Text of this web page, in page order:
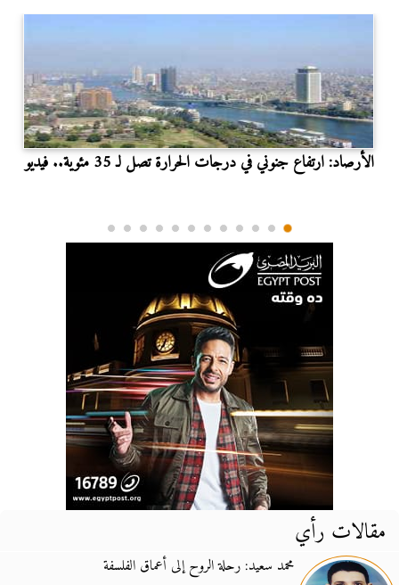
الأرصاد: ارتفاع جنوني في درجات الحرارة تصل لـ 35 مئوية.. فيديو
مقالات رأي
محمد سعيد: رحلة الروح إلى أعماق الفلسفة